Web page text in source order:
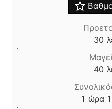
30
40
1 ώρα
ώρα